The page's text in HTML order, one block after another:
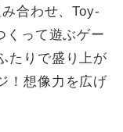
合わせ、Toy-
くって遊ぶゲー
たりで盛り上が
！想像力を広げ